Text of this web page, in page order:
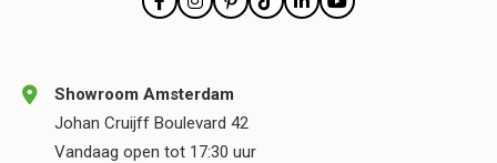
Showroom Amsterdam
Johan Cruijff Boulevard 42
Vandaag open tot 17:30 uur